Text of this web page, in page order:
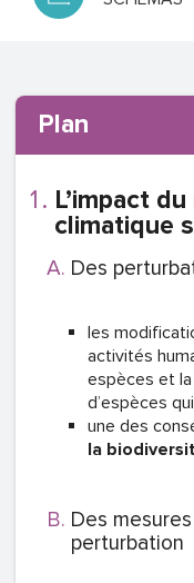
Plan
L’impact
climatique
Des
les
activités
espèces et la
d’espèces
une des
la
Des
perturbation